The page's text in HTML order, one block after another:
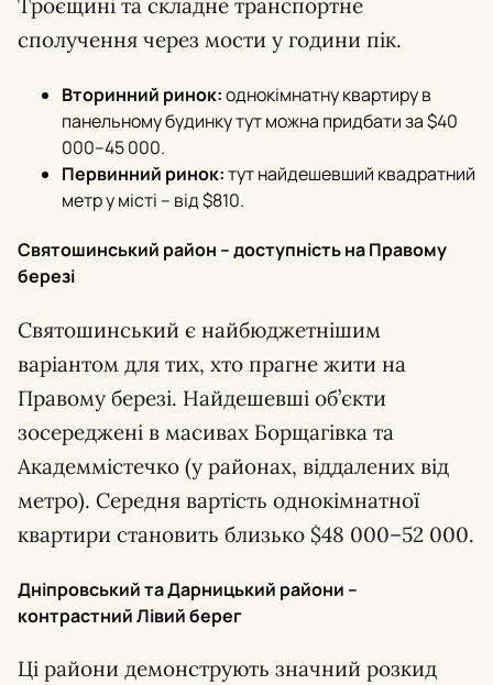
Троєщині та складне транспортне
сполучення через мости у години пік.
Вторинний ринок:однокімнатну квартиру в
панельному будинку тут можна придбати за $40
000–45 000.
Первинний ринок:тут найдешевший квадратний
метр у місті – від $810.
Святошинський район – доступність на Правому
березі
Святошинський є найбюджетнішим
варіантом для тих, хто прагне жити на
Правому березі. Найдешевші об’єкти
зосереджені в масивах Борщагівка та
Академмістечко (у районах, віддалених від
метро). Середня вартість однокімнатної
квартири становить близько $48 000–52 000.
Дніпровський та Дарницький райони –
контрастний Лівий берег
Ці райони демонструють значний розкид